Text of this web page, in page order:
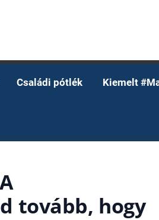
Családi pótlék Kiemelt
tovább, hogy